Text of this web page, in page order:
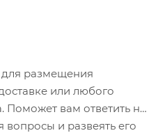
для размещения
или любого
Поможет вам ответить на
и развеять его